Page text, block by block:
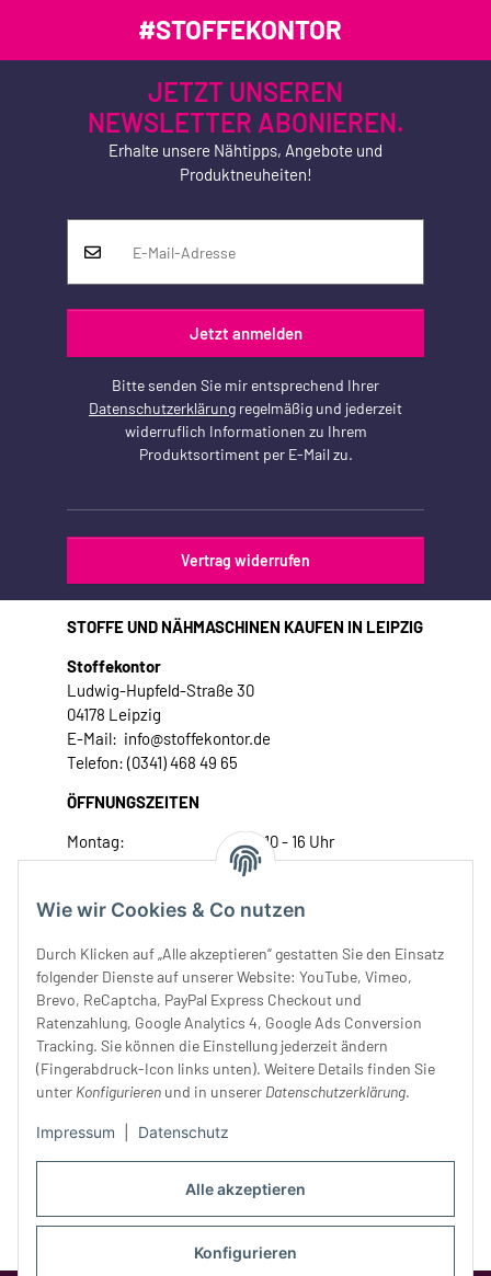
Alle akzeptieren
Konfigurieren
Wie wir Cookies & Co nutzen
Durch Klicken auf „Alle akzeptieren“ gestatten Sie den Einsatz
folgender Dienste auf unserer Website: YouTube, Vimeo,
Brevo, ReCaptcha, PayPal Express Checkout und
Ratenzahlung, Google Analytics 4, Google Ads Conversion
Tracking. Sie können die Einstellung jederzeit ändern
(Fingerabdruck-Icon links unten). Weitere Details finden Sie
unter Konfigurieren und in unserer Datenschutzerklärung.
Impressum Datenschutz
#STOFFEKONTOR
JETZT UNSEREN
NEWSLETTER ABONIEREN.
Erhalte unsere Nähtipps, Angebote und
Produktneuheiten!
Jetzt anmelden
Bitte senden Sie mir entsprechend Ihrer
Datenschutzerklärung regelmäßig und jederzeit
widerruflich Informationen zu Ihrem
Produktsortiment per E-Mail zu.
Vertrag widerrufen
STOFFE UND NÄHMASCHINEN KAUFEN IN LEIPZIG
Stoffekontor
Ludwig-Hupfeld-Straße 30
04178 Leipzig
E-Mail: info@stoffekontor.de
Telefon: (0341) 468 49 65
ÖFFNUNGSZEITEN
Montag:
10 - 16 Uhr
Dienstag:
10 - 16 Uhr
Donnerstag:
10 - 18 Uhr
Samstag:
10 - 14 Uhr
Unser Service
Rechtliches